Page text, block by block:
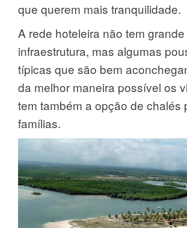
que querem mais tranquilidade.
A rede hoteleira não tem grande
infraestrutura, mas algumas
típicas que são bem
da melhor maneira possível os
tem também a opção de chalés
famílias.